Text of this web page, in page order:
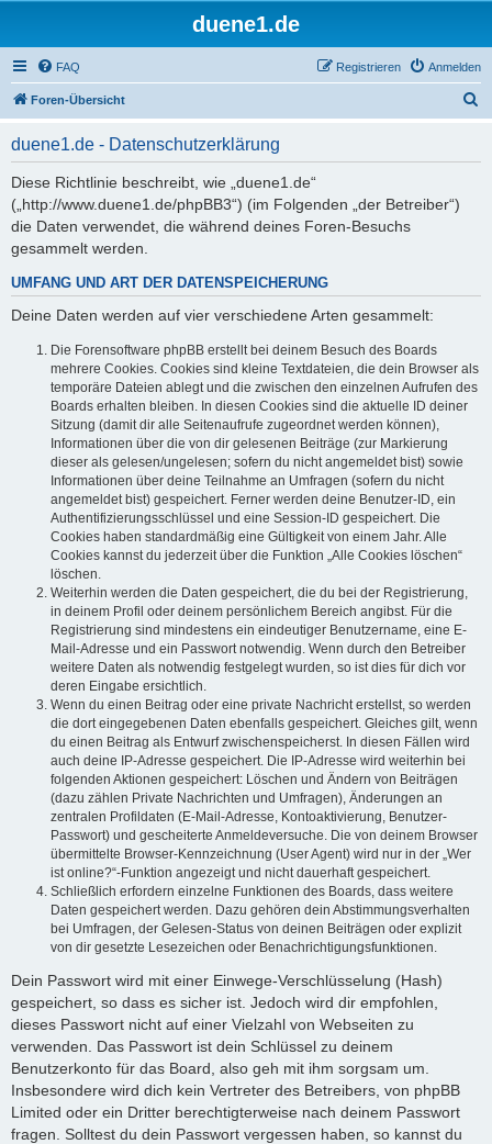
duene1.de
FAQ Anmelden
Registrieren
Foren-Übersicht
duene1.de - Datenschutzerklärung
Diese Richtlinie beschreibt, wie „duene1.de“
(„http://www.duene1.de/phpBB3“) (im Folgenden „der Betreiber“)
die Daten verwendet, die während deines Foren-Besuchs
gesammelt werden.
UMFANG UND ART DER DATENSPEICHERUNG
Deine Daten werden auf vier verschiedene Arten gesammelt:
Die Forensoftware phpBB erstellt bei deinem Besuch des Boards
mehrere Cookies. Cookies sind kleine Textdateien, die dein Browser als
temporäre Dateien ablegt und die zwischen den einzelnen Aufrufen des
Boards erhalten bleiben. In diesen Cookies sind die aktuelle ID deiner
Sitzung (damit dir alle Seitenaufrufe zugeordnet werden können),
Informationen über die von dir gelesenen Beiträge (zur Markierung
dieser als gelesen/ungelesen; sofern du nicht angemeldet bist) sowie
Informationen über deine Teilnahme an Umfragen (sofern du nicht
angemeldet bist) gespeichert. Ferner werden deine Benutzer-ID, ein
Authentifizierungsschlüssel und eine Session-ID gespeichert. Die
Cookies haben standardmäßig eine Gültigkeit von einem Jahr. Alle
Cookies kannst du jederzeit über die Funktion „Alle Cookies löschen“
löschen.
Weiterhin werden die Daten gespeichert, die du bei der Registrierung,
in deinem Profil oder deinem persönlichem Bereich angibst. Für die
Registrierung sind mindestens ein eindeutiger Benutzername, eine E-
Mail-Adresse und ein Passwort notwendig. Wenn durch den Betreiber
weitere Daten als notwendig festgelegt wurden, so ist dies für dich vor
deren Eingabe ersichtlich.
Wenn du einen Beitrag oder eine private Nachricht erstellst, so werden
die dort eingegebenen Daten ebenfalls gespeichert. Gleiches gilt, wenn
du einen Beitrag als Entwurf zwischenspeicherst. In diesen Fällen wird
auch deine IP-Adresse gespeichert. Die IP-Adresse wird weiterhin bei
folgenden Aktionen gespeichert: Löschen und Ändern von Beiträgen
(dazu zählen Private Nachrichten und Umfragen), Änderungen an
zentralen Profildaten (E-Mail-Adresse, Kontoaktivierung, Benutzer-
Passwort) und gescheiterte Anmeldeversuche. Die von deinem Browser
übermittelte Browser-Kennzeichnung (User Agent) wird nur in der „Wer
ist online?“-Funktion angezeigt und nicht dauerhaft gespeichert.
Schließlich erfordern einzelne Funktionen des Boards, dass weitere
Daten gespeichert werden. Dazu gehören dein Abstimmungsverhalten
bei Umfragen, der Gelesen-Status von deinen Beiträgen oder explizit
von dir gesetzte Lesezeichen oder Benachrichtigungsfunktionen.
Dein Passwort wird mit einer Einwege-Verschlüsselung (Hash)
gespeichert, so dass es sicher ist. Jedoch wird dir empfohlen,
dieses Passwort nicht auf einer Vielzahl von Webseiten zu
verwenden. Das Passwort ist dein Schlüssel zu deinem
Benutzerkonto für das Board, also geh mit ihm sorgsam um.
Insbesondere wird dich kein Vertreter des Betreibers, von phpBB
Limited oder ein Dritter berechtigterweise nach deinem Passwort
fragen. Solltest du dein Passwort vergessen haben, so kannst du